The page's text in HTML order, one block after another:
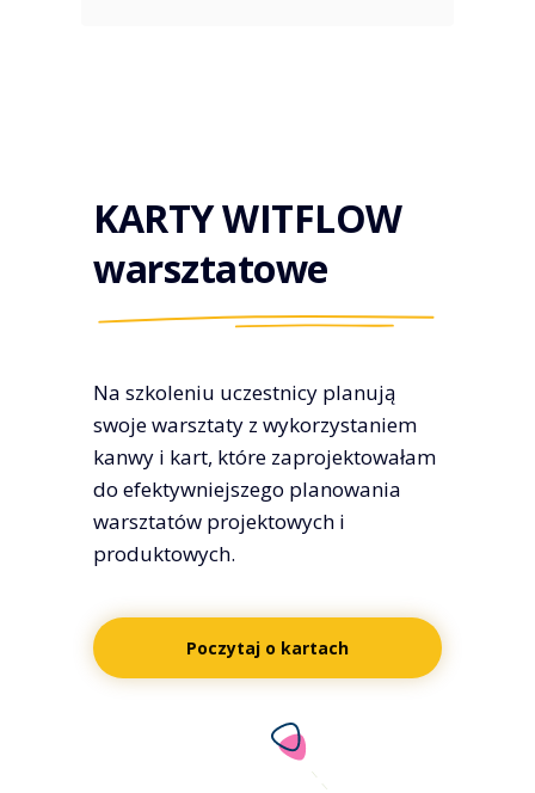
KARTY WITFLOW
warsztatowe
Na szkoleniu uczestnicy planują
swoje warsztaty z wykorzystaniem
kanwy i kart, które zaprojektowałam
do efektywniejszego planowania
warsztatów projektowych i
produktowych.
Poczytaj o kartach